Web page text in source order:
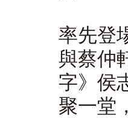
率先登
與蔡仲
字》侯
聚一堂